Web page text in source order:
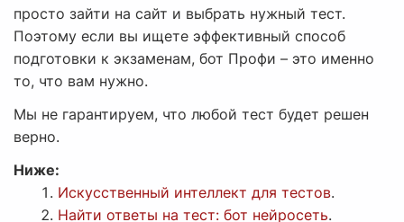
просто зайти на сайт и выбрать нужный тест.
Поэтому если вы ищете эффективный способ
подготовки к экзаменам, бот Профи – это именно
то, что вам нужно.
Мы не гарантируем, что любой тест будет решен
верно.
Ниже:
Искусственный интеллект для тестов.
Найти ответы на тест: бот нейросеть.